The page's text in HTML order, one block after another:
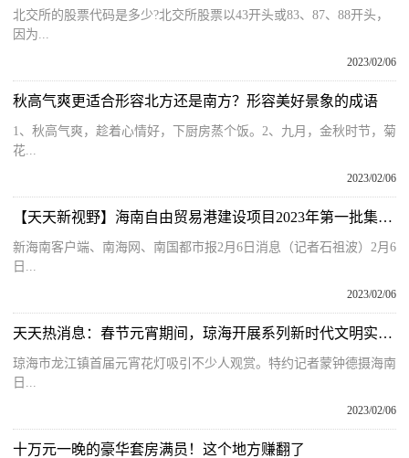
北交所的股票代码是多少?北交所股票以43开头或83、87、88开头，
因为...
2023/02/06
秋高气爽更适合形容北方还是南方？形容美好景象的成语
1、秋高气爽，趁着心情好，下厨房蒸个饭。2、九月，金秋时节，菊
花...
2023/02/06
【天天新视野】海南自由贸易港建设项目2023年第一批集中开工 琼中集中开工项目4个 总投资7.49亿元
新海南客户端、南海网、南国都市报2月6日消息（记者石祖波）2月6
日...
2023/02/06
天天热消息：春节元宵期间，琼海开展系列新时代文明实践活动
琼海市龙江镇首届元宵花灯吸引不少人观赏。特约记者蒙钟德摄海南
日...
2023/02/06
十万元一晚的豪华套房满员！这个地方赚翻了